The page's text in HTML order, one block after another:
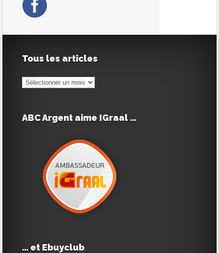
Tous les articles
Tous
les
ABC Argent aime IGraal …
… et Ebuyclub